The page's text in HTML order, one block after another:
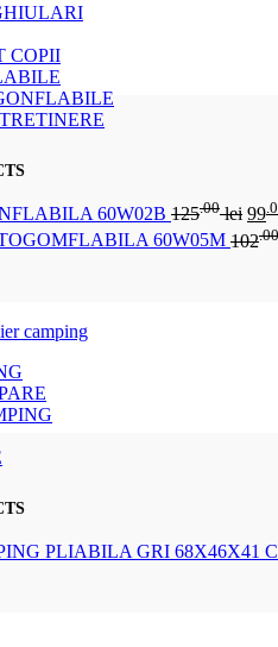
COPII
60W02B 125.00 lei 99
60W05M 102.00
camping
PLIABILA GRI 68X46X41